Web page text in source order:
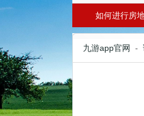
如何进行房
九游app官网 -